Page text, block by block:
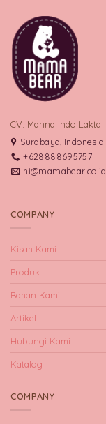
CV. Manna Indo Lakta
Surabaya, Indonesia
+628888695757
hi@mamabear.co.id
COMPANY
Kisah Kami
Produk
Bahan Kami
Artikel
Hubungi Kami
Katalog
COMPANY